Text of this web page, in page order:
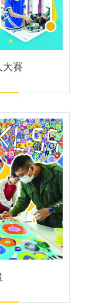
大賽